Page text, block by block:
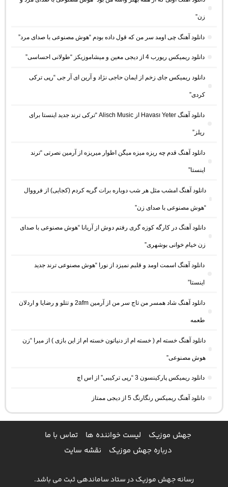
زن”
دانلود آهنگ چی اومد سر من که قول داده بودم “هوش مصنوعی با صدای مرد”
دانلود ریمیکس ریورب 4 از دیجی معین و میشاموزیکز “طولانی احساسی”
دانلود ریمیکس جای زخم از ایمان حاجی نژاد و آرین ای آر جی “رپی ترکی
کردی”
دانلود آهنگ Havası Yeter از Alisch Music “ترکی ترند جدید اینستا برای
ریلز”
دانلود آهنگ ﻗﺪم ﭼﻪ رﻳﺰه ﻣﻴﺰه ﻣﻴﮕﻦ اﻃﻮار ﻣﻴﺮﻳﺰه از آرمین نصرتی “ترند
اینستا”
دانلود آهنگ امشب مثل هر شب دوباره برات گریه کردم (کجایی) از فرووال
“هوش مصنوعی با صدای زن”
دانلود آهنگ در کارگه کوزه گری رفتم دوش از آریانا “هوش مصنوعی با صدای
زن خیام خوانی بوشهری”
دانلود آهنگ اسمت اومد و قلبم نمیزد از نورا “هوش مصنوعی ترند جدید
اینستا”
دانلود آهنگ شاد همسر من تاج سر من از آرمین 2afm و تتلو و رضایا و اردلان
طعمه
دانلود آهنگ خسته ام ( خسته ام از دنیاتون خسته ام از این بازی ) از میرا “زن
هوش مصنوعی”
دانلود ریمیکس پارکینسون 3 “رپی ترکیبی” از اس اچ
دانلود آهنگ ریمیکس رنگارنگ 5 از دیجی ممتاز
جهش موزیک لیست خواننده ها
تماس با ما
درباره جهش موزیک
نقشه سایت
رسانه جهش موزیک در ستاد ساماندهی ثبت می باشد.